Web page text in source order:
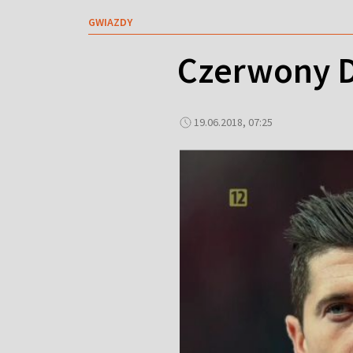
GWIAZDY
Czerwony
19.06.2018, 07:25